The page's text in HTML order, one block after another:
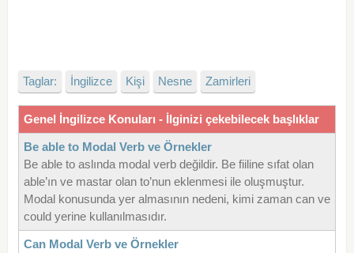
Taglar: İngilizce Kişi Nesne Zamirleri
Genel İngilizce Konuları - İlginizi çekebilecek başlıklar
Be able to Modal Verb ve Örnekler
Be able to aslında modal verb değildir. Be fiiline sıfat olan
able’ın ve mastar olan to’nun eklenmesi ile oluşmuştur.
Modal konusunda yer almasının nedeni, kimi zaman can ve
could yerine kullanılmasıdır.
Can Modal Verb ve Örnekler